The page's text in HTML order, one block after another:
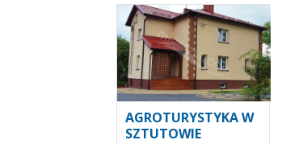
AGROTURYSTYKA W
SZTUTOWIE